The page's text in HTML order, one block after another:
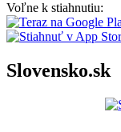
Voľne k stiahnutiu:
Slovensko.sk